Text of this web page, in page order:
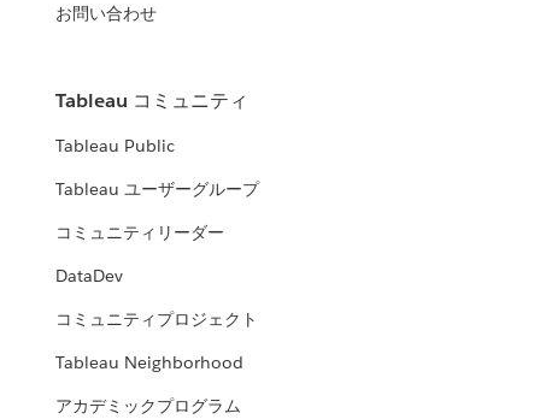
お問い合わせ
Tableau コミュニティ
Tableau Public
Tableau ユーザーグループ
コミュニティリーダー
DataDev
コミュニティプロジェクト
Tableau Neighborhood
アカデミックプログラム